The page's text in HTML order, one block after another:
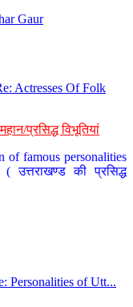
Gaur
Actresses Of Folk
प्रसिद्ध विभूतियां
of famous personalities
उत्तराखण्ड की प्रसिद्ध
Personalities of Utt...